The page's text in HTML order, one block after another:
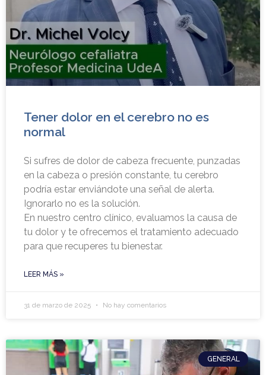
Tener dolor en el cerebro no es
normal
Si sufres de dolor de cabeza frecuente, punzadas
en la cabeza o presión constante, tu cerebro
podría estar enviándote una señal de alerta.
Ignorarlo no es la solución.
En nuestro centro clínico, evaluamos la causa de
tu dolor y te ofrecemos el tratamiento adecuado
para que recuperes tu bienestar.
LEER MÁS »
31 de marzo de 2025 No hay comentarios
GENERAL